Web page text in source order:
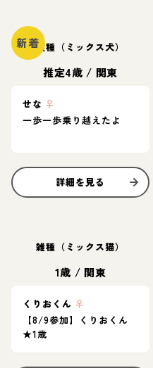
新着雑種（ミックス犬）
推定4歳 / 関東
せな ♀
一歩一歩乗り越えたよ
詳細を見る
雑種（ミックス猫）
1歳 / 関東
くりおくん ♀
【8/9参加】くりおくん
★1歳